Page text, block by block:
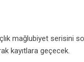
mağlubiyet serisini
kayıtlara geçecek.